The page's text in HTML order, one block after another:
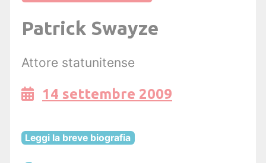
Patrick Swayze
Attore statunitense
14 settembre 2009
Leggi la breve biografia